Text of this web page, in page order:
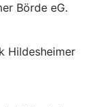
Börde eG.
Hildesheimer